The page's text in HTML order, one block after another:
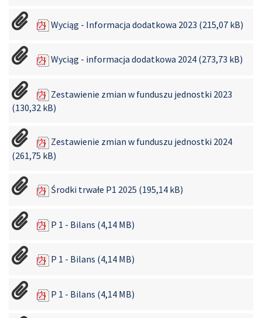
Wyciąg - Informacja dodatkowa 2023 (215,07 kB)
Wyciąg - informacja dodatkowa 2024 (273,73 kB)
Zestawienie zmian w funduszu jednostki 2023
(130,32 kB)
Zestawienie zmian w funduszu jednostki 2024
(261,75 kB)
Środki trwałe P1 2025 (195,14 kB)
P 1 - Bilans (4,14 MB)
P 1 - Bilans (4,14 MB)
P 1 - Bilans (4,14 MB)